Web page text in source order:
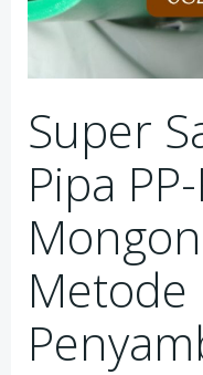
Super
Pipa
Metode